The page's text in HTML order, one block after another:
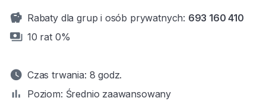
savings Rabaty dla grup i osób prywatnych: 693 160 410
payments 10 rat 0%
watch_later Czas trwania: 8 godz.
bar_chart Poziom: Średnio zaawansowany